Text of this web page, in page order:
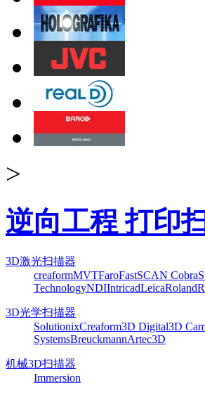
>
逆向工程 打印
3D激光扫描器
creaformMVTFaroFastSCAN Cobra
TechnologyNDIIntricadLeicaRoland
3D光学扫描器
SolutionixCreaform3D Digital3D
SystemsBreuckmannArtec3D
机械3D扫描器
Immersion